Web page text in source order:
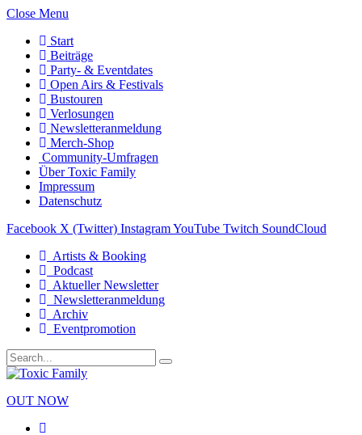
Close Menu
Start
Beiträge
Party- & Eventdates
Open Airs & Festivals
Bustouren
Verlosungen
Newsletteranmeldung
Merch-Shop
Community-Umfragen
Über Toxic Family
Impressum
Datenschutz
Facebook X (Twitter) InstagramYouTube Twitch SoundCloud
Artists & Booking
Podcast
Aktueller Newsletter
Newsletteranmeldung
Archiv
Eventpromotion
OUT NOW